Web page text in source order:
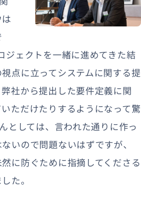
ジェクトを一緒に進めてきた結
点に立ってシステムに関する提
社から提出した要件定義に関
ただけたりするようになって驚
としては、言われた通りに作っ
いので問題ないはずですが、
に防ぐために指摘してくださる
た。